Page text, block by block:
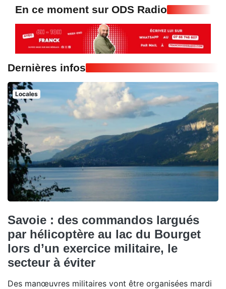
En ce moment sur ODS Radio
Dernières infos
Locales
Savoie : des commandos largués
par hélicoptère au lac du Bourget
lors d’un exercice militaire, le
secteur à éviter
Des manœuvres militaires vont être organisées mardi